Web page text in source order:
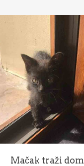
POGLEDAJ
Mačak traži dom